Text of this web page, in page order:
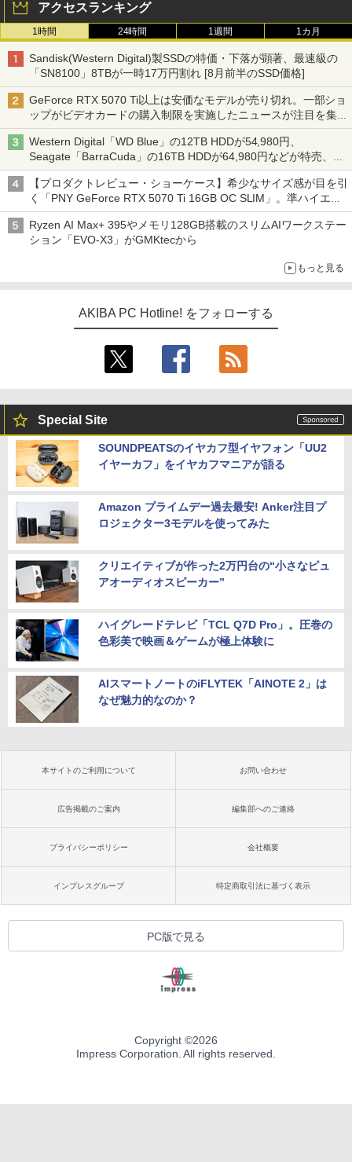
アクセスランキング
1時間 24時間 1週間 1カ月
Sandisk(Western Digital)製SSDの特価・下落が顕著、最速級の
「SN8100」8TBが一時17万円割れ [8月前半のSSD価格]
GeForce RTX 5070 Ti以上は安価なモデルが売り切れ。一部ショ
ップがビデオカードの購入制限を実施したニュースが注目を集め
る AKIBA PC Hotline! 先週のアクセスランキング 26年7月27日～
26年8月3日
Western Digital「WD Blue」の12TB HDDが54,980円、
Seagate「BarraCuda」の16TB HDDが64,980円などが特売、
NAS・ビジネス向けは上昇傾向 [8月前半のHDD価格]
【プロダクトレビュー・ショーケース】希少なサイズ感が目を引
く「PNY GeForce RTX 5070 Ti 16GB OC SLIM」。準ハイエン
ドでも2スロット厚で長さ30cm切り！スリムボディでもパフォ
ーマンスと冷却は万全 text by 内田 泰仁
Ryzen AI Max+ 395やメモリ128GB搭載のスリムAIワークステー
ション「EVO-X3」がGMKtecから
もっと見る
AKIBA PC Hotline! をフォローする
Special Site
SOUNDPEATSのイヤカフ型イヤフォン「UU2
イヤーカフ」をイヤカフマニアが語る
Amazon プライムデー過去最安! Anker注目プ
ロジェクター3モデルを使ってみた
クリエイティブが作った2万円台の“小さなピュ
アオーディオスピーカー”
ハイグレードテレビ「TCL Q7D Pro」。圧巻の
色彩美で映画＆ゲームが極上体験に
AIスマートノートのiFLYTEK「AINOTE 2」は
なぜ魅力的なのか？
本サイトのご利用について お問い合わせ
広告掲載のご案内 編集部へのご連絡
プライバシーポリシー 会社概要
インプレスグループ 特定商取引法に基づく表示
PC版で見る
Copyright ©2026
Impress Corporation. All rights reserved.